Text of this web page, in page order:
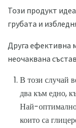
Този продукт
грубата и
Друга ефективна
неочаквана
В този случай
два към едно,
Най-
които са